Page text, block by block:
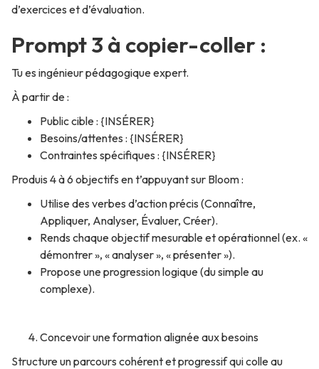
d’exercices et d’évaluation.
Prompt 3 à copier-coller :
Tu es ingénieur pédagogique expert.
À partir de :
Public cible : {INSÉRER}
Besoins/attentes : {INSÉRER}
Contraintes spécifiques : {INSÉRER}
Produis 4 à 6 objectifs en t’appuyant sur Bloom :
Utilise des verbes d’action précis (Connaître,
Appliquer, Analyser, Évaluer, Créer).
Rends chaque objectif mesurable et opérationnel (ex. «
démontrer », « analyser », « présenter »).
Propose une progression logique (du simple au
complexe).
Concevoir une formation alignée aux besoins
Structure un parcours cohérent et progressif qui colle au